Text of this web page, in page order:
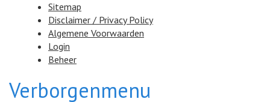
Sitemap
Disclaimer / Privacy Policy
Algemene Voorwaarden
Login
Beheer
Verborgenmenu